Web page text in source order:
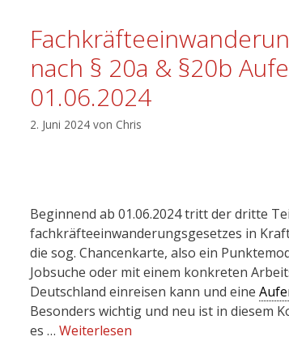
nach § 20a & §20b
01.06.2024
2. Juni 2024 von Chris
Beginnend ab 01.06.2024 tritt der dritte
fachkräfteeinwanderungsgesetzes in
die sog. Chancenkarte, also ein
Jobsuche oder mit einem konkreten
Deutschland einreisen kann und eine
Besonders wichtig und neu ist in diesem
es … Weiterlesen